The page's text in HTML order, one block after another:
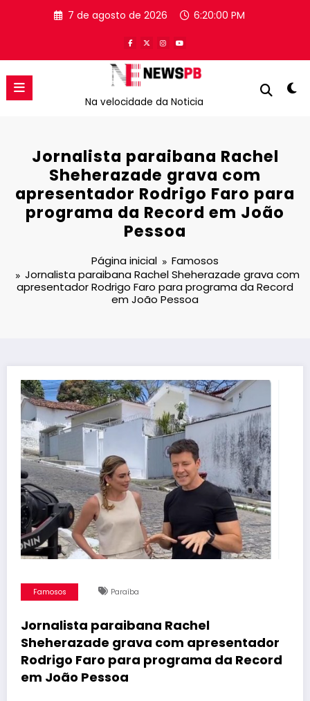
7 de agosto de 2026 6:20:00 PM
Na velocidade da Noticia
Jornalista paraibana Rachel
Sheherazade grava com
apresentador Rodrigo Faro para
programa da Record em João
Pessoa
Página inicial
Famosos
Jornalista paraibana Rachel Sheherazade grava com
apresentador Rodrigo Faro para programa da Record
em João Pessoa
Famosos Paraíba
Jornalista paraibana Rachel
Sheherazade grava com apresentador
Rodrigo Faro para programa da Record
em João Pessoa